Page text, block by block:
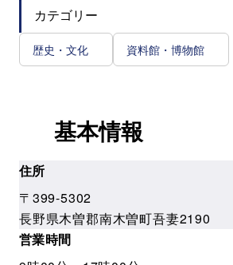
カテゴリー
歴史・文化 資料館・博物館
基本情報
住所
〒399-5302
長野県木曽郡南木曽町吾妻2190
営業時間